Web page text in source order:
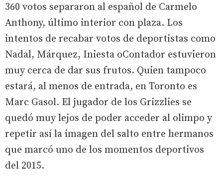
360 votos separaron al español de Carmelo
Anthony, último interior con plaza. Los
intentos de recabar votos de deportistas como
Nadal, Márquez, Iniesta oContador estuvieron
muy cerca de dar sus frutos. Quien tampoco
estará, al menos de entrada, en Toronto es
Marc Gasol. El jugador de los Grizzlies se
quedó muy lejos de poder acceder al olimpo y
repetir así la imagen del salto entre hermanos
que marcó uno de los momentos deportivos
del 2015.